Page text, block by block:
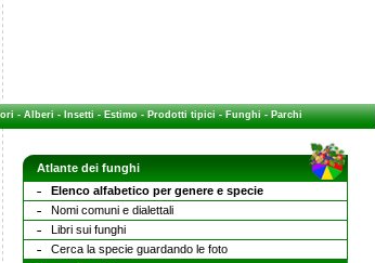
-Alberi-Insetti-Estimo-Prodotti tipici-Funghi-Parchi
Atlante dei funghi
Elenco alfabetico per genere e specie
Nomi comuni e dialettali
Libri sui funghi
Cerca la specie guardando le foto